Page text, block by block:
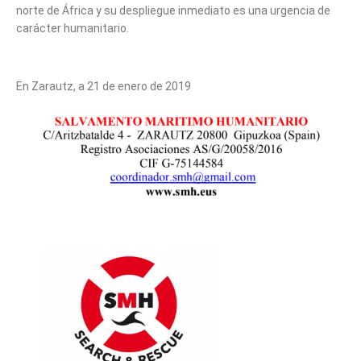
norte de África y su despliegue inmediato es una urgencia de
carácter humanitario.
En Zarautz, a 21 de enero de 2019